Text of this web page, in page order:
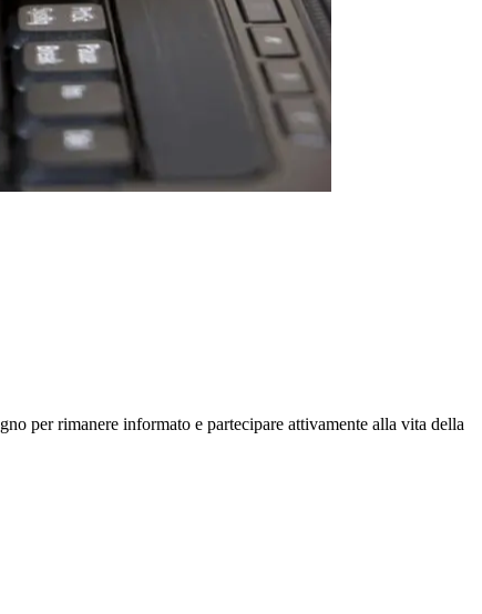
per rimanere informato e partecipare attivamente alla vita della